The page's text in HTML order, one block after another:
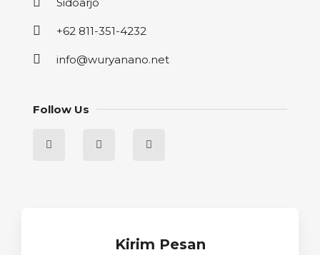
+62 811-351-4232
info@wuryanano.net
Follow Us
Kirim Pesan